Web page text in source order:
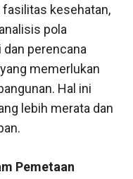
kesehatan,
pola
perencana
memerlukan
Hal ini
lebih merata dan
Pemetaan